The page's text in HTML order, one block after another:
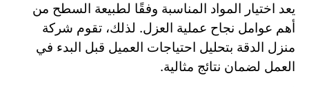
يعد اختيار المواد المناسبة وفقًا لطبيعة السطح من
أهم عوامل نجاح عملية العزل. لذلك، تقوم شركة
منزل الدقة بتحليل احتياجات العميل قبل البدء في
العمل لضمان نتائج مثالية.